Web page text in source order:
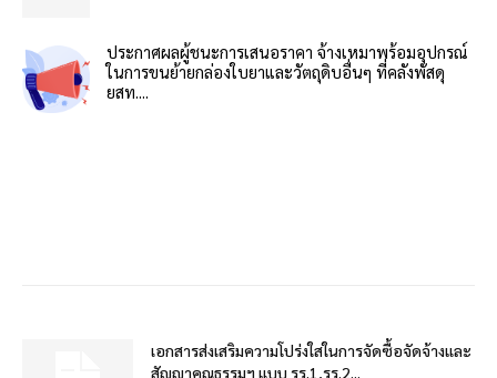
ประกาศผลผู้ชนะการเสนอราคา จ้างเหมาพร้อมอุปกรณ์
ในการขนย้ายกล่องใบยาและวัตถุดิบอื่นๆ ที่คลังพัสดุ
ยสท....
เอกสารส่งเสริมความโปร่งใสในการจัดซื้อจัดจ้างและ
สัญญาคุณธรรมฯ แบบ รร.1,รร.2...